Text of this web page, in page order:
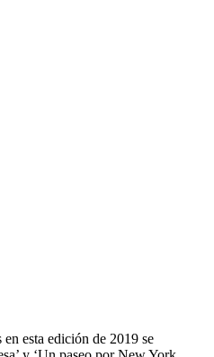
esta edición de 2019 se